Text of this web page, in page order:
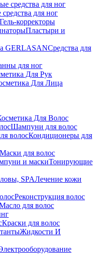
для ног
Гель-корректоры
Пластыри и
Средства для
для ног
Для Рук
Для Лица
Для Волос
Шампуни для волос
Кондиционеры для
Маски для волос
Тонирующие
Лечение кожи
Реконструкция волос
для волос
Краски для волос
Жидкости И